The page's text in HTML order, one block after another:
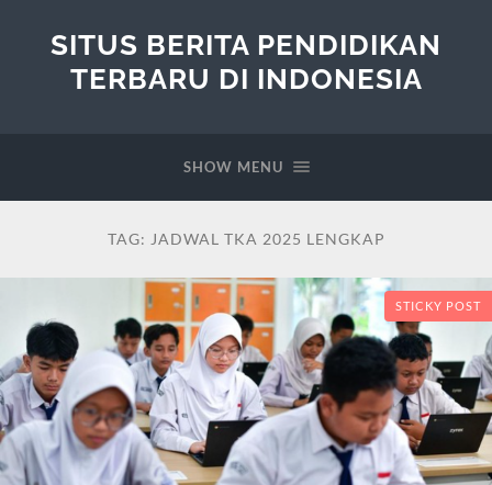
SITUS BERITA PENDIDIKAN
TERBARU DI INDONESIA
SHOW MENU
TAG: JADWAL TKA 2025 LENGKAP
STICKY POST